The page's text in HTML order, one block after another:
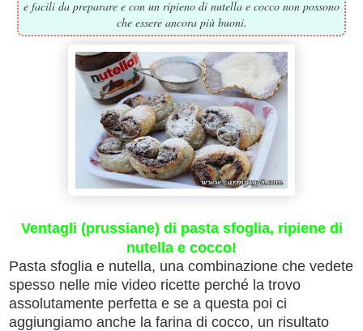
e facili da preparare e con un ripieno di nutella e cocco non possono
che essere ancora più buoni.
Ventagli (prussiane) di pasta sfoglia, ripiene di
nutella e cocco!
Pasta sfoglia e nutella, una combinazione che vedete
spesso nelle mie video ricette perché la trovo
assolutamente perfetta e se a questa poi ci
aggiungiamo anche la farina di cocco, un risultato